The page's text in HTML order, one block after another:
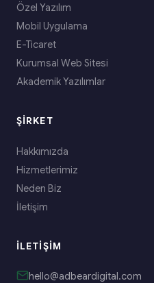
Özel Yazılım
Mobil Uygulama
E-Ticaret
Kurumsal Web Sitesi
Akademik Yazılımlar
ŞIRKET
Hakkımızda
Hizmetlerimiz
Neden Biz
İletişim
İLETIŞIM
hello@adbeardigital.com